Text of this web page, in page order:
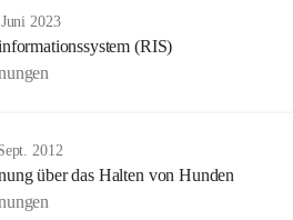
2023
(RIS)
2012
über das Halten von Hunden